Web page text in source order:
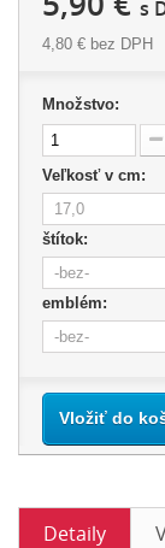
s
4,80 € bez DPH
Množstvo:
Veľkosť v cm:
štítok:
emblém:
Vložiť do
Detaily